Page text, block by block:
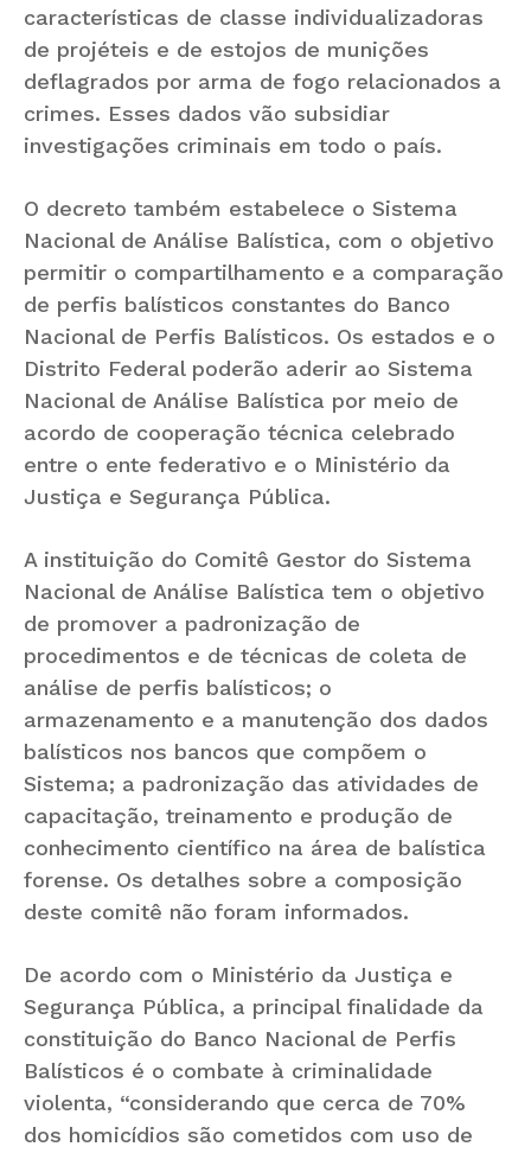
características de classe individualizadoras
de projéteis e de estojos de munições
deflagrados por arma de fogo relacionados a
crimes. Esses dados vão subsidiar
investigações criminais em todo o país.
O decreto também estabelece o Sistema
Nacional de Análise Balística, com o objetivo
permitir o compartilhamento e a comparação
de perfis balísticos constantes do Banco
Nacional de Perfis Balísticos. Os estados e o
Distrito Federal poderão aderir ao Sistema
Nacional de Análise Balística por meio de
acordo de cooperação técnica celebrado
entre o ente federativo e o Ministério da
Justiça e Segurança Pública.
A instituição do Comitê Gestor do Sistema
Nacional de Análise Balística tem o objetivo
de promover a padronização de
procedimentos e de técnicas de coleta de
análise de perfis balísticos; o
armazenamento e a manutenção dos dados
balísticos nos bancos que compõem o
Sistema; a padronização das atividades de
capacitação, treinamento e produção de
conhecimento científico na área de balística
forense. Os detalhes sobre a composição
deste comitê não foram informados.
De acordo com o Ministério da Justiça e
Segurança Pública, a principal finalidade da
constituição do Banco Nacional de Perfis
Balísticos é o combate à criminalidade
violenta, “considerando que cerca de 70%
dos homicídios são cometidos com uso de